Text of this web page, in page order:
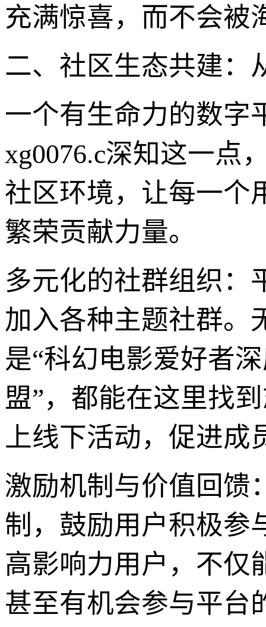
充满惊喜，而不会被
二、社区生态共建：
一个有生命力的数字
xg0076.c深知这一点
社区环境，让每一个
繁荣贡献力量。
多元化的社群组织：
加入各种主题社群。
是“科幻电影爱好者
盟”，都能在这里找
上线下活动，促进成
激励机制与价值回馈
制，鼓励用户积极参
高影响力用户，不仅
甚至有机会参与平台